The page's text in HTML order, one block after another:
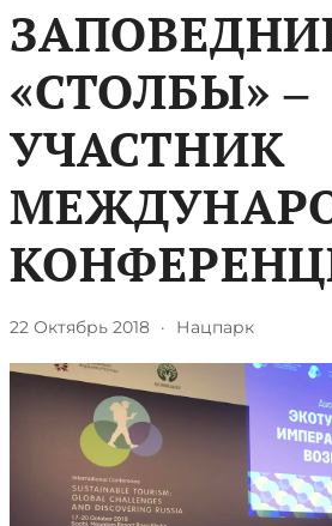
«СТОЛБЫ» ‒
УЧАСТНИК
22 Октябрь 2018 · Нацпарк